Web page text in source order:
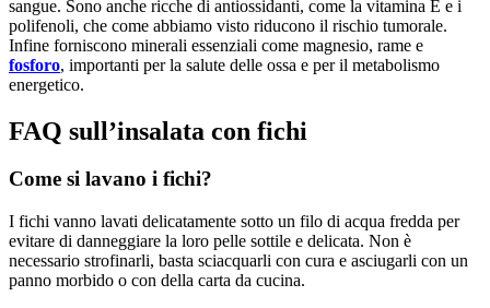
sangue. Sono anche ricche di antiossidanti, come la vitamina E e i
polifenoli, che come abbiamo visto riducono il rischio tumorale.
Infine forniscono minerali essenziali come magnesio, rame e
fosforo, importanti per la salute delle ossa e per il metabolismo
energetico.
FAQ sull’insalata con fichi
Come si lavano i fichi?
I fichi vanno lavati delicatamente sotto un filo di acqua fredda per
evitare di danneggiare la loro pelle sottile e delicata. Non è
necessario strofinarli, basta sciacquarli con cura e asciugarli con un
panno morbido o con della carta da cucina.